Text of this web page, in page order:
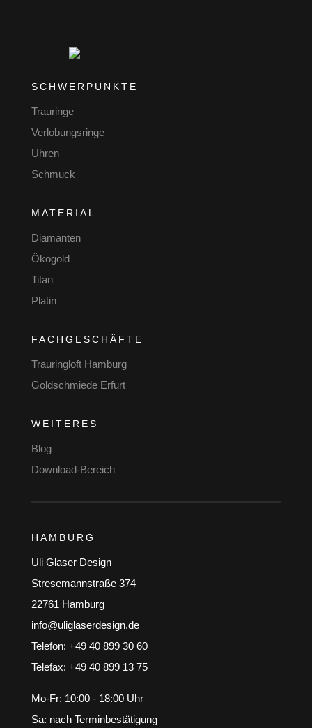
SCHWERPUNKTE
Trauringe
Verlobungsringe
Uhren
Schmuck
MATERIAL
Diamanten
Ökogold
Titan
Platin
FACHGESCHÄFTE
Trauringloft Hamburg
Goldschmiede Erfurt
WEITERES
Blog
Download-Bereich
HAMBURG
Uli Glaser Design
Stresemannstraße 374
22761 Hamburg
info@uliglaserdesign.de
Telefon: +49 40 899 30 60
Telefax: +49 40 899 13 75
Mo-Fr: 10:00 - 18:00 Uhr
Sa: nach Terminbestätigung